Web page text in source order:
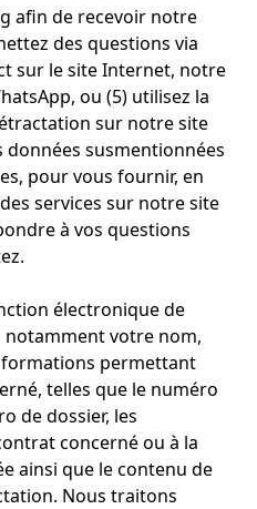
afin de recevoir notre
des questions via
sur le site Internet, notre
ou (5) utilisez la
sur notre site
susmentionnées
pour vous fournir, en
services sur notre site
à vos questions
électronique de
votre nom,
permettant
telles que le numéro
de dossier, les
concerné ou à la
ainsi que le contenu de
Nous traitons